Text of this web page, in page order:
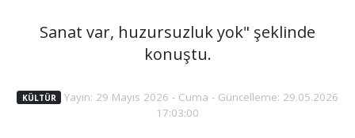
Sanat var, huzursuzluk yok" şeklinde
konuştu.
KÜLTÜR
Yayın: 29 Mayıs 2026 - Cuma - Güncelleme: 29.05.2026
17:03:00